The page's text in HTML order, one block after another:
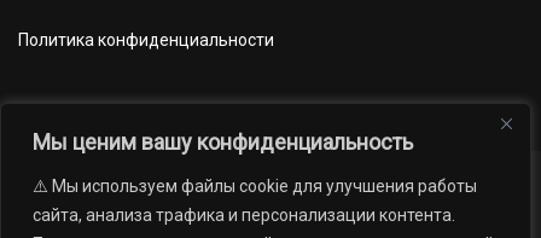
Мы ценим вашу конфиденциальность
⚠️ Мы используем файлы cookie для улучшения работы
сайта, анализа трафика и персонализации контента.
Политика конфиденциальности
Новости Наши проекты
Официально
АРХИВ
16+